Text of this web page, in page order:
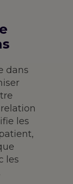
dans
les
les